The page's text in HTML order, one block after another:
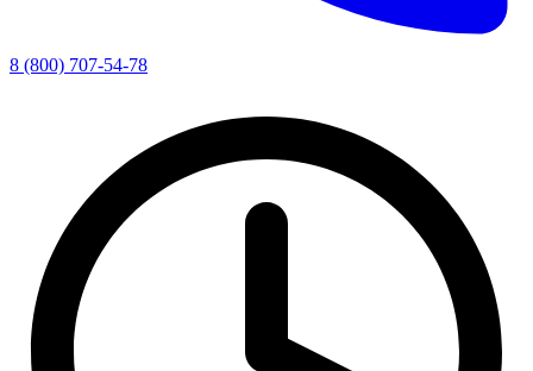
8 (800) 707-54-78